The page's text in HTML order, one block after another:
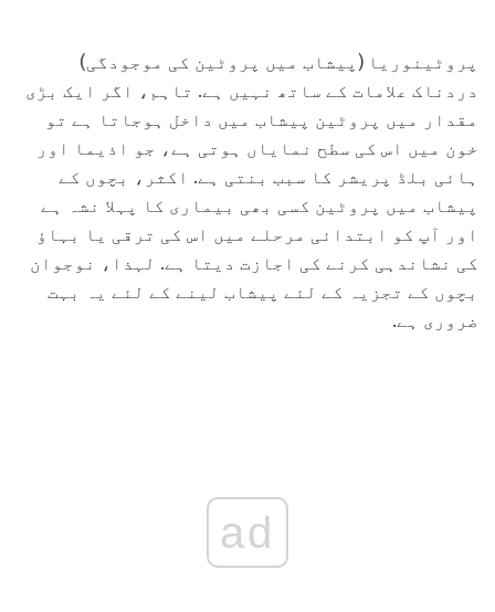
پروٹینوریا (پیشاب میں پروٹین کی موجودگی)
دردناک علامات کے ساتھ نہیں ہے. تاہم، اگر ایک بڑی
مقدار میں پروٹین پیشاب میں داخل ہوجاتا ہے تو
خون میں اس کی سطح نمایاں ہوتی ہے، جو اذیما اور
ہائی بلڈ پریشر کا سبب بنتی ہے. اکثر، بچوں کے
پیشاب میں پروٹین کسی بھی بیماری کا پہلا نشہ ہے
اور آپ کو ابتدائی مرحلے میں اس کی ترقی یا بہاؤ
کی نشاندہی کرنے کی اجازت دیتا ہے. لہذا، نوجوان
بچوں کے تجزیہ کے لئے پیشاب لینے کے لئے یہ بہت
ضروری ہے.
ad